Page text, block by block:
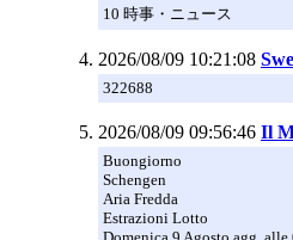
10 時事・ニュース
2026/08/09 10:21:08
322688
2026/08/09 09:56:46 Il
Buongiorno
Schengen
Aria Fredda
Estrazioni Lotto